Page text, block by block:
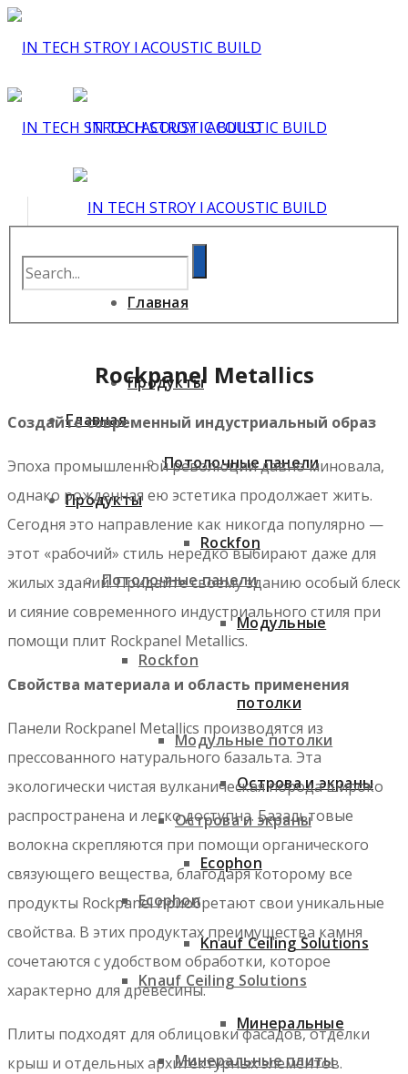
Главная
Продукты
Потолочные панели
Rockfon
Модульные потолки
Острова и экраны
Ecophon
Knauf Ceiling Solutions
Минеральные плиты
Главная
Продукты
Потолочные панели
Rockfon
Модульные
потолки
Острова и экраны
Ecophon
Knauf Ceiling Solutions
Минеральные
Rockpanel Metallics
Создайте современный индустриальный образ
Эпоха промышленной революции давно миновала,
однако рожденная ею эстетика продолжает жить.
Сегодня это направление как никогда популярно —
этот «рабочий» стиль нередко выбирают даже для
жилых зданий. Придайте своему зданию особый блеск
и сияние современного индустриального стиля при
помощи плит Rockpanel Metallics.
Свойства материала и область применения
Панели Rockpanel Metallics производятся из
прессованного натурального базальта. Эта
экологически чистая вулканическая порода широко
распространена и легко доступна. Базальтовые
волокна скрепляются при помощи органического
связующего вещества, благодаря которому все
продукты Rockpanel приобретают свои уникальные
свойства. В этих продуктах преимущества камня
сочетаются с удобством обработки, которое
характерно для древесины.
Плиты подходят для облицовки фасадов, отделки
крыш и отдельных архитектурных элементов.